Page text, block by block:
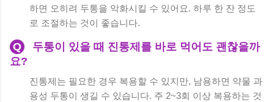
하면 오히려 두통을 악화시킬 수 있어요. 하루 한 잔 정도
로 조절하는 것이 좋습니다.
Q
두통이 있을 때 진통제를 바로 먹어도 괜찮을까
요?
진통제는 필요한 경우 복용할 수 있지만, 남용하면 약물 과
용성 두통이 생길 수 있습니다. 주 2~3회 이상 복용하는 것